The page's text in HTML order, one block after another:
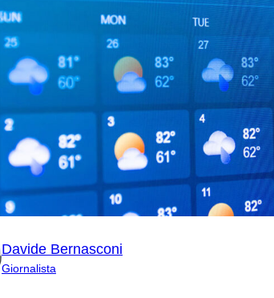
Davide Bernasconi
Giornalista